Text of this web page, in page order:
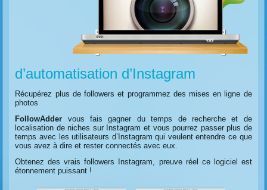
d’automatisation d’Instagram
Récupérez plus de followers et programmez des mises en ligne de
photos
FollowAdder vous fais gagner du temps de recherche et de
localisation de niches sur Instagram et vous pourrez passer plus de
temps avec les utilisateurs d’Instagram qui veulent entendre ce que
vous avez à dire et rester connectés avec eux.
Obtenez des vrais followers Instagram, preuve réel ce logiciel est
étonnement puissant !